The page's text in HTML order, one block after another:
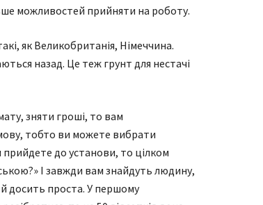
можливостей прийняти на роботу.
як Великобританія, Німеччина.
назад. Це теж грунт для нестачі
зняти гроші, то вам
тобто ви можете вибрати
прийдете до установи, то цілком
І завжди вам знайдуть людину,
досить проста. У першому